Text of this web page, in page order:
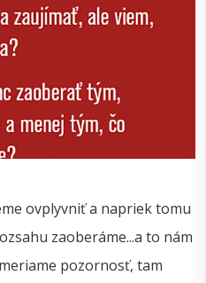
ovplyvniť a napriek tomu
zaoberáme...a to nám
pozornosť, tam